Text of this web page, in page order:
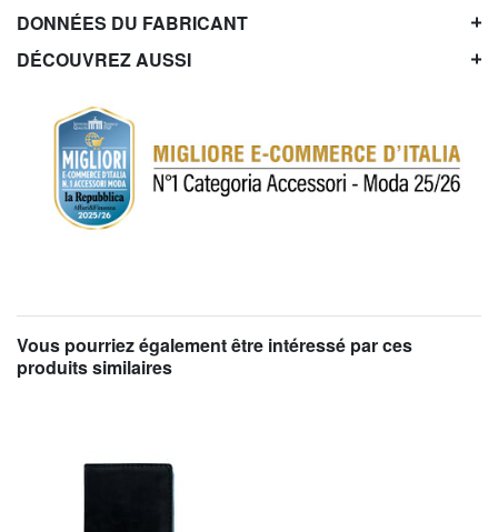
DONNÉES DU FABRICANT
DÉCOUVREZ AUSSI
Vous pourriez également être intéressé par ces
produits similaires